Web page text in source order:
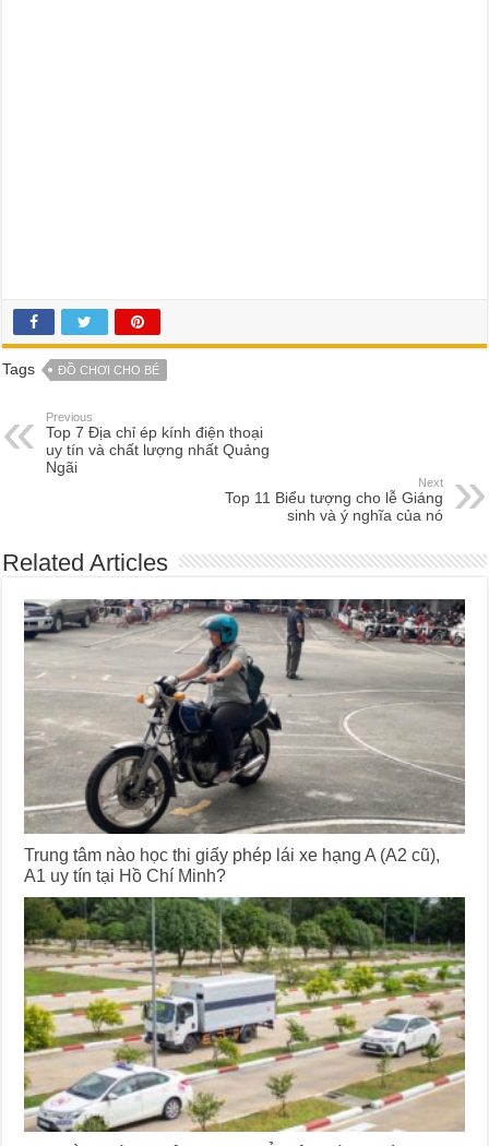
Tags ĐỒ CHƠI CHO BÉ
Previous
Top 7 Địa chỉ ép kính điện thoại
uy tín và chất lượng nhất Quảng
Ngãi
Next
Top 11 Biểu tượng cho lễ Giáng
sinh và ý nghĩa của nó
Related Articles
Trung tâm nào học thi giấy phép lái xe hạng A (A2 cũ),
A1 uy tín tại Hồ Chí Minh?